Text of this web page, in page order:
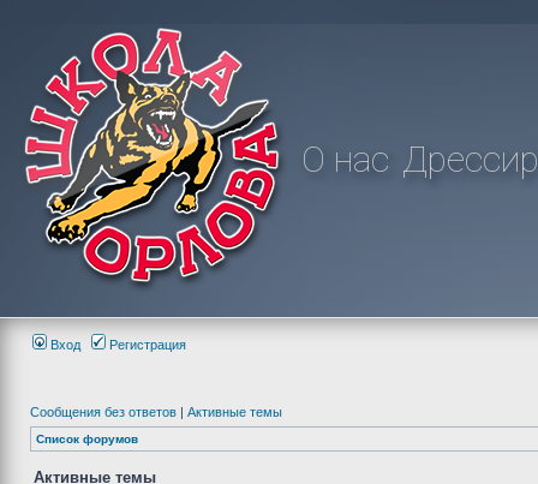
О нас
Вход Регистрация
Сообщения без ответов | Активные темы
Список форумов
Активные темы